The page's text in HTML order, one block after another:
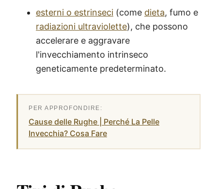
esterni o estrinseci (come dieta, fumo e
radiazioni ultraviolette), che possono
accelerare e aggravare
l'invecchiamento intrinseco
geneticamente predeterminato.
Cause delle Rughe | Perché La Pelle
Invecchia? Cosa Fare